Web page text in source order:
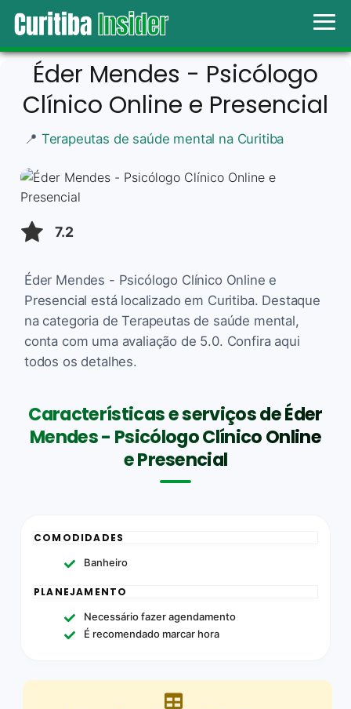
Éder Mendes - Psicólogo
Clínico Online e Presencial
📍 Terapeutas de saúde mental na Curitiba
7.2
Éder Mendes - Psicólogo Clínico Online e
Presencial está localizado em Curitiba. Destaque
na categoria de Terapeutas de saúde mental,
conta com uma avaliação de 5.0. Confira aqui
todos os detalhes.
Características e serviços de Éder
Mendes - Psicólogo Clínico Online
e Presencial
COMODIDADES
Banheiro
PLANEJAMENTO
Necessário fazer agendamento
É recomendado marcar hora